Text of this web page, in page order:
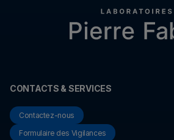
CONTACTS & SERVICES
Contactez-nous
Formulaire des Vigilances